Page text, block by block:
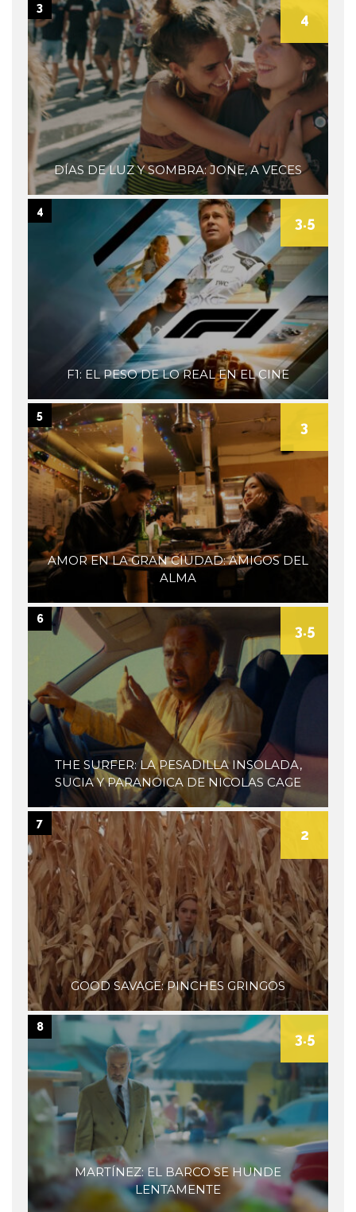
DÍAS DE LUZ Y SOMBRA: JONE, A VECES
4
3
F1: EL PESO DE LO REAL EN EL CINE
3.5
4
AMOR EN LA GRAN CIUDAD: AMIGOS DEL
ALMA
3
5
THE SURFER: LA PESADILLA INSOLADA,
SUCIA Y PARANOICA DE NICOLAS CAGE
3.5
6
GOOD SAVAGE: PINCHES GRINGOS
2
7
MARTÍNEZ: EL BARCO SE HUNDE
LENTAMENTE
3.5
8